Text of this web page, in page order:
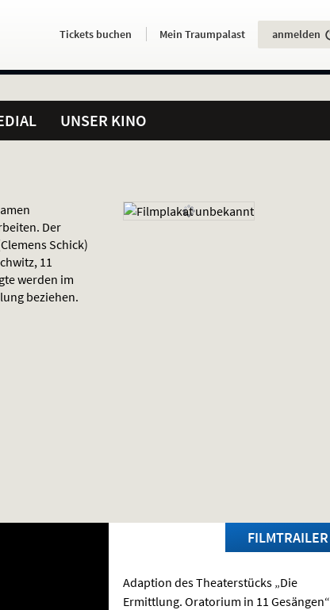
Servicefunktionen
Aktuelles
HierTickets buchen . Mein Traumpalast anmelden
UNSER KINO
Der
Schick)
11
werden im
beziehen.
FILMTRAILER
Adaption des Theaterstücks „Die
Ermittlung. Oratorium in 11 Gesängen“